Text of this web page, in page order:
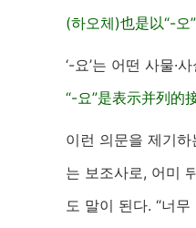
(하오체)也是以“-오
‘-요’는 어떤 사물·
“-요”是表示并列的
이런 의문을 제기하
는 보조사로, 어미
도 말이 된다. “너무